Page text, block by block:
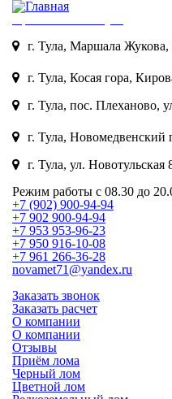
г. Тула, Маршала
г. Тула, Косая гора,
г. Тула, пос. Плеханово,
г. Тула, Новомедвенский
г. Тула, ул. Новотульская
Режим работы с 08.30 до
+7 (902) 900-94-94
+7 902 900-94-94
+7 953 953-96-23
+7 950 916-10-08
+7 961 266-36-28
novamet71@yandex.ru
Заказать звонок
Заказать расчет
О компании
О компании
Отзывы
Приём лома
Черный лом
Цветной лом